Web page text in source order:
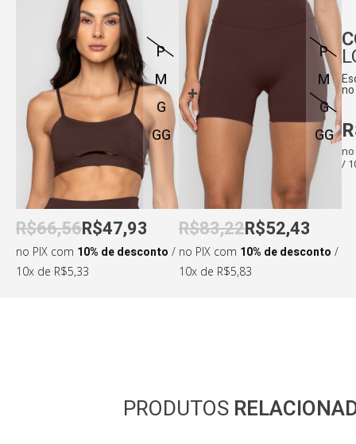
Medidas da modelo:
Altura: 173cm
•Busto: 85cm
• Cintura: 65cm
• Quadril: 96cm
R$66,56R$47,93
no PIX com 10% de desconto /
10x de R$5,33
P
M
G
GG
R$83,22R$52,43
no PIX com 10% de desconto /
10x de R$5,83
P
M
G
GG
no
/
PRODUTOS